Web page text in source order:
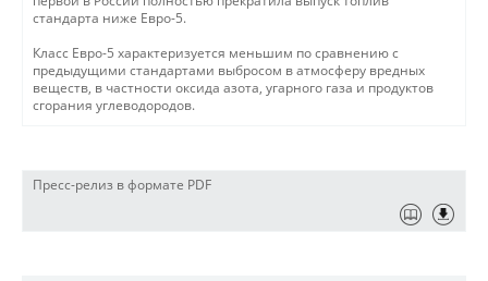
стандарта ниже Евро-5.
Класс Евро-5 характеризуется меньшим по сравнению с
предыдущими стандартами выбросом в атмосферу вредных
веществ, в частности оксида азота, угарного газа и продуктов
сгорания углеводородов.
Пресс-релиз в формате PDF